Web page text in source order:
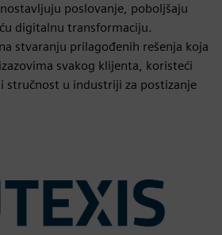
poslovanje, poboljšaju
digitalnu transformaciju.
stvaranju prilagođenih rešenja koja
svakog klijenta, koristeći
stručnost u industriji za postizanje